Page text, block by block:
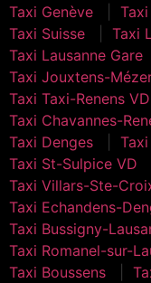
Taxi Genève
Taxi Suisse
Taxi
Taxi Lausanne Gare
Taxi Jouxtens-
Taxi Taxi-Renens
Taxi Chavannes-
Taxi Denges
Taxi St-Sulpice VD
Taxi Villars-Ste-
Taxi Echandens-
Taxi Bussigny-
Taxi Romanel-sur-
Taxi Boussens